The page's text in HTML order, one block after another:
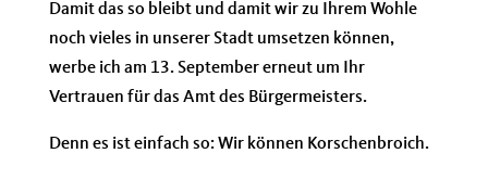
Damit das so bleibt und damit wir zu Ihrem Wohle
noch vieles in unserer Stadt umsetzen können,
werbe ich am 13. September erneut um Ihr
Vertrauen für das Amt des Bürgermeisters.
Denn es ist einfach so: Wir können Korschenbroich.